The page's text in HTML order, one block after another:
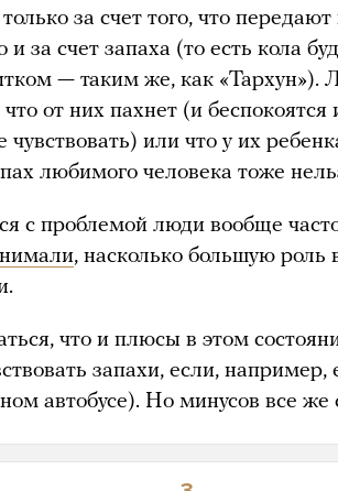
за счет того, что
за счет запаха (то есть кола
— таким же, как «Тархун»).
от них пахнет (и беспокоятся
чувствовать) или что у их
любимого человека тоже
с проблемой люди вообще
, насколько большую роль
что и плюсы в этом
запахи, если,
автобусе). Но минусов все же